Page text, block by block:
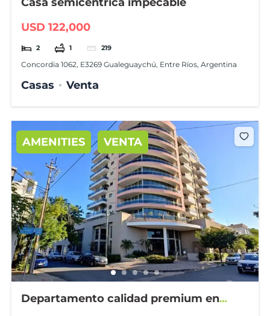
USD 122,000
2 1 219
Concordia 1062, E3269 Gualeguaychú, Entre Ríos, Argentina
Casas Venta
AMENITIES VENTA
Departamento calidad premium en